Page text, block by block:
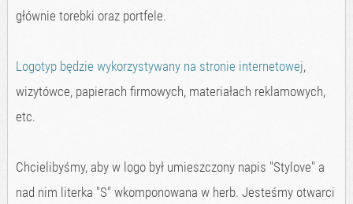
głównie torebki oraz portfele.
Logotyp będzie wykorzystywany na stronie internetowej,
wizytówce, papierach firmowych, materiałach reklamowych,
etc.
Chcielibyśmy, aby w logo był umieszczony napis "Stylove" a
nad nim literka "S" wkomponowana w herb. Jesteśmy otwarci